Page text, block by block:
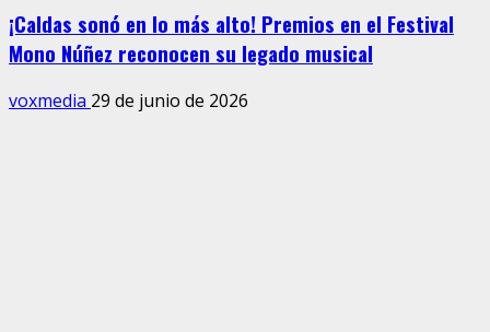
¡Caldas sonó en lo más alto! Premios en el Festival
Mono Núñez reconocen su legado musical
voxmedia 29 de junio de 2026